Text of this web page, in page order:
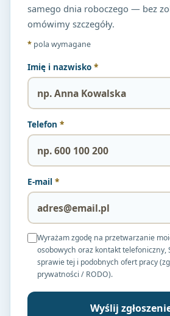
samego dnia roboczego — bez
omówimy szczegóły.
* pola wymagane
Imię i nazwisko *
Telefon *
E-mail *
Wyrażam zgodę na przetwarzanie
osobowych oraz kontakt telefoniczny,
sprawie tej i podobnych ofert pracy
prywatności / RODO).
Wyślij